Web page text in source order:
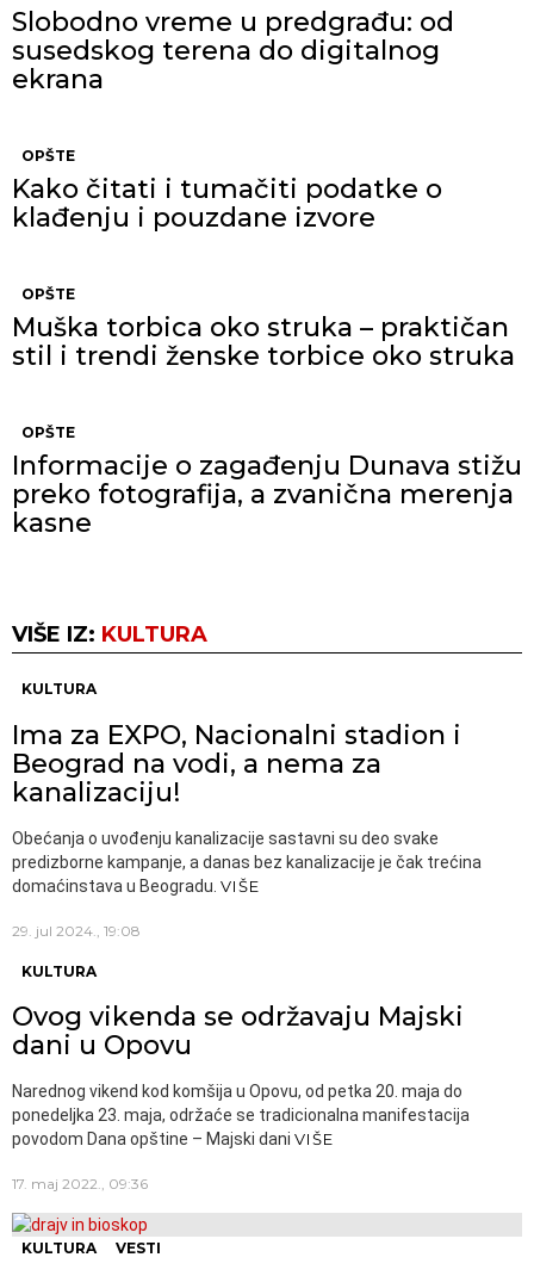
Slobodno vreme u predgrađu: od
susedskog terena do digitalnog
ekrana
OPŠTE
Kako čitati i tumačiti podatke o
klađenju i pouzdane izvore
OPŠTE
Muška torbica oko struka – praktičan
stil i trendi ženske torbice oko struka
OPŠTE
Informacije o zagađenju Dunava stižu
preko fotografija, a zvanična merenja
kasne
VIŠE IZ: KULTURA
KULTURA
Ima za EXPO, Nacionalni stadion i
Beograd na vodi, a nema za
kanalizaciju!
Obećanja o uvođenju kanalizacije sastavni su deo svake
predizborne kampanje, a danas bez kanalizacije je čak trećina
domaćinstava u Beogradu. VIŠE
29. jul 2024., 19:08
KULTURA
Ovog vikenda se održavaju Majski
dani u Opovu
Narednog vikend kod komšija u Opovu, od petka 20. maja do
ponedeljka 23. maja, održaće se tradicionalna manifestacija
povodom Dana opštine – Majski dani VIŠE
17. maj 2022., 09:36
KULTURA VESTI